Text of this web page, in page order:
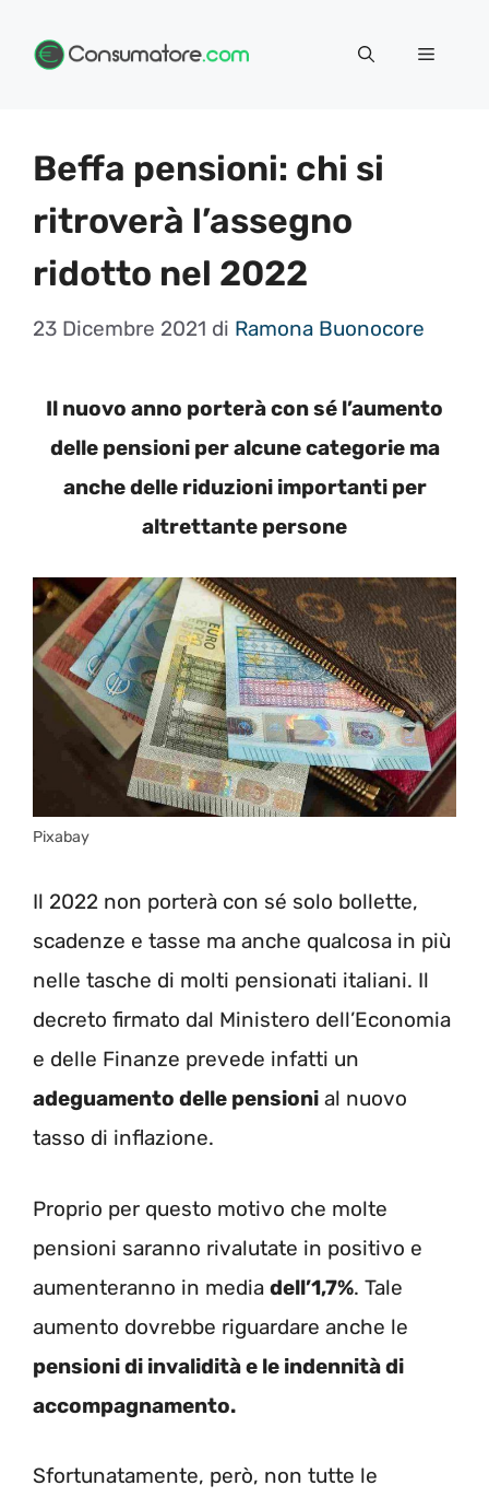
Menu
Beffa pensioni: chi si
ritroverà l’assegno
ridotto nel 2022
23 Dicembre 2021 di Ramona Buonocore
Il nuovo anno porterà con sé l’aumento
delle pensioni per alcune categorie ma
anche delle riduzioni importanti per
altrettante persone
Pixabay
Il 2022 non porterà con sé solo bollette,
scadenze e tasse ma anche qualcosa in più
nelle tasche di molti pensionati italiani. Il
decreto firmato dal Ministero dell’Economia
e delle Finanze prevede infatti un
adeguamento delle pensioni al nuovo
tasso di inflazione.
Proprio per questo motivo che molte
pensioni saranno rivalutate in positivo e
aumenteranno in media dell’1,7%. Tale
aumento dovrebbe riguardare anche le
pensioni di invalidità e le indennità di
accompagnamento.
Sfortunatamente, però, non tutte le